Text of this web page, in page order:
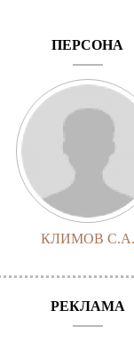
ПЕРСОНА
КЛИМОВ С.А.
РЕКЛАМА